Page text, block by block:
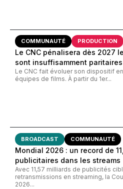
COMMUNAUTÉ PRODUCTION
Le CNC pénalisera dès 2027
sont insuffisamment paritaires
Le CNC fait évoluer son dispositif
équipes de films. À partir du 1er...
BROADCAST COMMUNAUTÉ
Mondial 2026 : un record de
publicitaires dans les streams
Avec 11,57 milliards de publicités
retransmissions en streaming, la
2026...